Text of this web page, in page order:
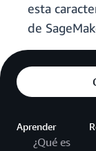
esta
de
Aprender
¿Qué es